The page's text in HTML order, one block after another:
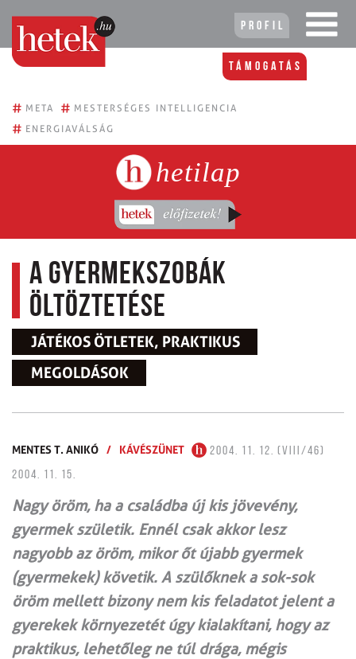
Profil
Támogatás
# META # MESTERSÉGES INTELLIGENCIA
# ENERGIAVÁLSÁG
hetilap
A gyermekszobák
öltöztetése
JÁTÉKOS ÖTLETEK, PRAKTIKUS
MEGOLDÁSOK
MENTES T. ANIKÓ / KÁVÉSZÜNET
2004. 11. 12. (VIII/46)
2004. 11. 15.
Nagy öröm, ha a családba új kis jövevény,
gyermek születik. Ennél csak akkor lesz
nagyobb az öröm, mikor őt újabb gyermek
(gyermekek) követik. A szülőknek a sok-sok
öröm mellett bizony nem kis feladatot jelent a
gyerekek környezetét úgy kialakítani, hogy az
praktikus, lehetőleg ne túl drága, mégis